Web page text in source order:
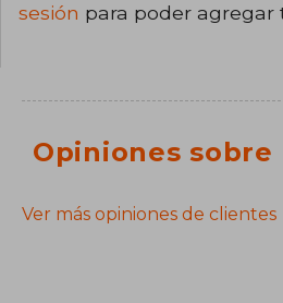
sesión para poder
Opiniones sobre
Ver más opiniones de clientes